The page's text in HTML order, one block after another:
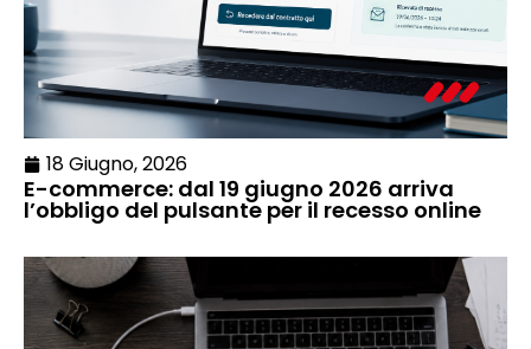
18 Giugno, 2026
E-commerce: dal 19 giugno 2026 arriva
l’obbligo del pulsante per il recesso online